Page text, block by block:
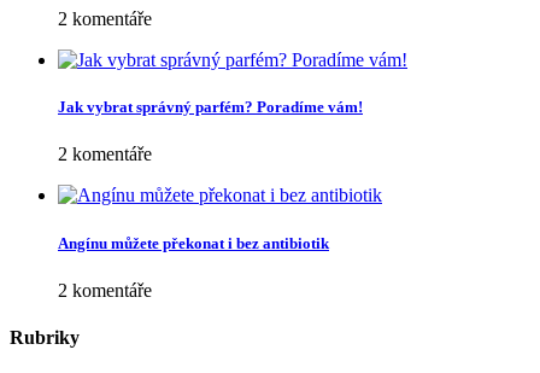
2 komentáře
Jak vybrat správný parfém? Poradíme vám!
2 komentáře
Angínu můžete překonat i bez antibiotik
2 komentáře
Rubriky